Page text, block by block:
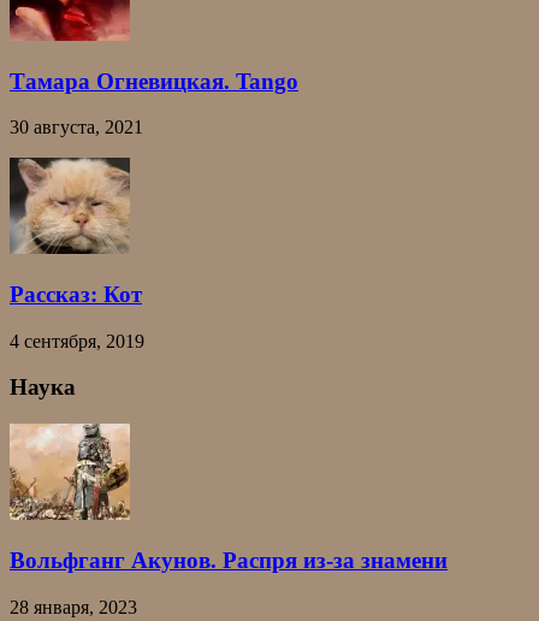
Тамара Огневицкая. Tango
30 августа, 2021
Рассказ: Кот
4 сентября, 2019
Наука
Вольфганг Акунов. Распря из-за знамени
28 января, 2023